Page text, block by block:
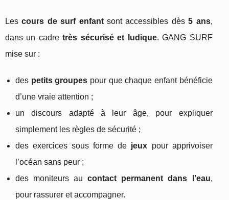
Lescours de surf enfantsont accessibles dès5 ans,
dans un cadretrès sécurisé et ludique. GANG SURF
mise sur :
des petits groupes pour que chaque enfant bénéficie
d’une vraie attention ;
un discours adapté à leur âge, pour expliquer
simplement les règles de sécurité ;
des exercices sous forme de jeux pour apprivoiser
l’océan sans peur ;
des moniteurs aucontact permanent dans l’eau,
pour rassurer et accompagner.